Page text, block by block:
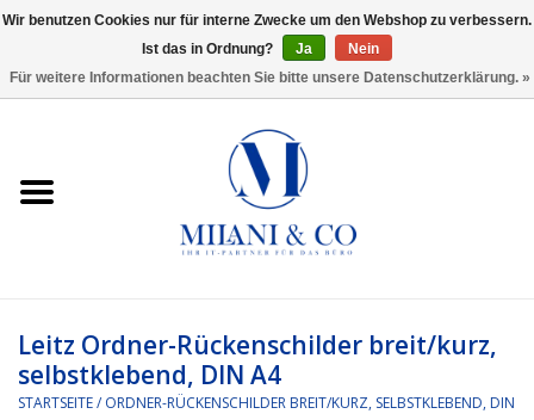
Bürobedarf
Ordnen und Registrieren
Rund um den Schreibtisch
Leitz Ordner-Rückenschilder breit/kurz,
selbstklebend, DIN A4
STARTSEITE/ ORDNER-RÜCKENSCHILDER BREIT/KURZ, SELBSTKLEBEND, DIN
Wir benutzen Cookies nur für interne Zwecke um den Webshop zu verbessern.
Ist das in Ordnung?
Ja
Nein
Für weitere Informationen beachten Sie bitte unsere Datenschutzerklärung. »